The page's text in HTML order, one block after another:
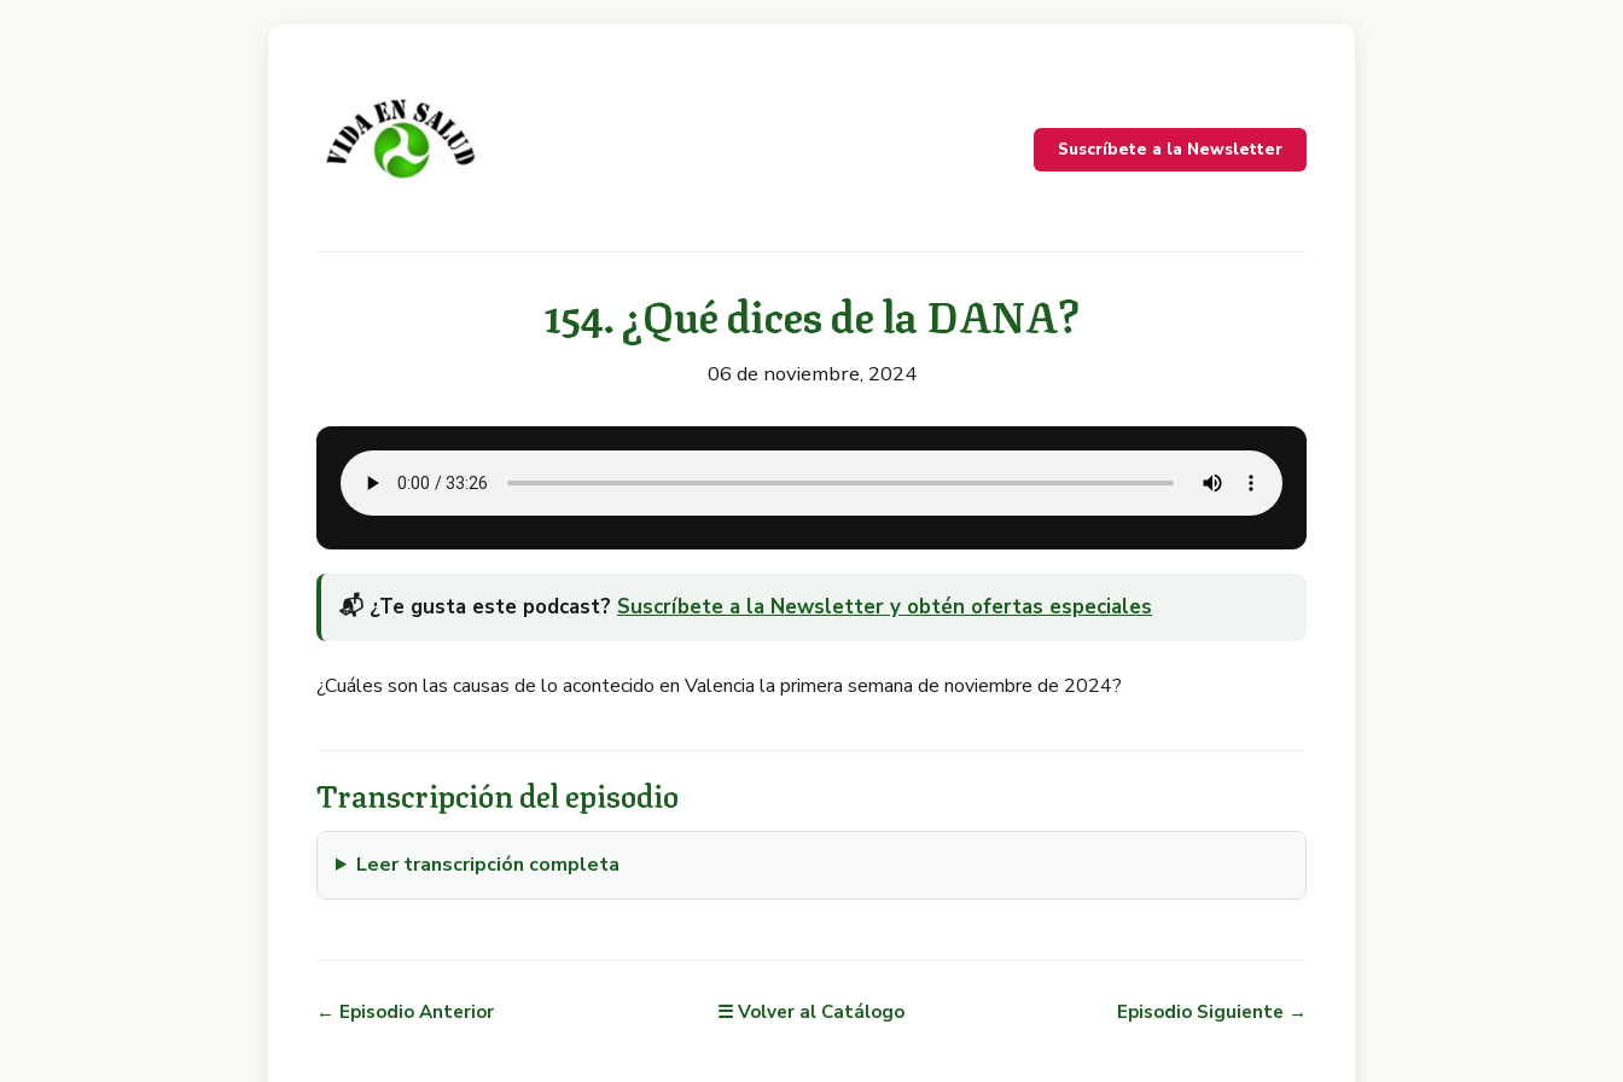
Suscríbete a la Newsletter
154. ¿Qué dices de la DANA?
06 de noviembre, 2024
📬 ¿Te gusta este podcast? Suscríbete a la Newsletter y obtén ofertas especiales
¿Cuáles son las causas de lo acontecido en Valencia la primera semana de noviembre de 2024?
Transcripción del episodio
Leer transcripción completa
← Episodio Anterior ☰ Volver al Catálogo Episodio Siguiente →